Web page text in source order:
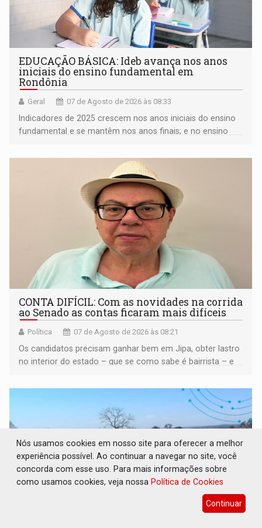
EDUCAÇÃO BÁSICA: Ideb avança nos anos
iniciais do ensino fundamental em
Rondônia
Geral 07 de Agosto de 2026 às 08:33
Indicadores de 2025 crescem nos anos iniciais do ensino
fundamental e se mantêm nos anos finais; e no ensino
CONTA DIFÍCIL: Com as novidades na corrida
ao Senado as contas ficaram mais difíceis
Política 07 de Agosto de 2026 às 08:21
Os candidatos precisam ganhar bem em Jipa, obter lastro
no interior do estado – que se como sabe é bairrista – e
garantir
Nós usamos cookies em nosso site para oferecer a melhor
experiência possível. Ao continuar a navegar no site, você
concorda com esse uso. Para mais informações sobre
como usamos cookies, veja nossa Política de Cookies
Continuar